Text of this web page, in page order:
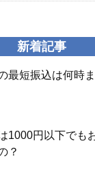
新着記事
最短振込は何時
1000円以下でも
？